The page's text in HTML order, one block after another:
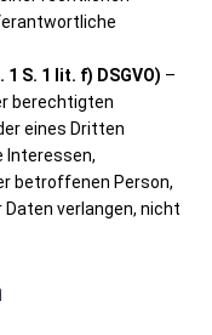
S. 1 lit. f) DSGVO) –
berechtigten
eines Dritten
Interessen,
betroffenen Person,
verlangen, nicht